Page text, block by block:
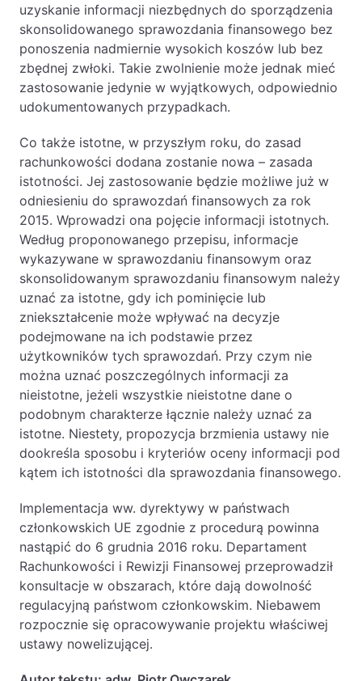
uzyskanie informacji niezbędnych do sporządzenia
skonsolidowanego sprawozdania finansowego bez
ponoszenia nadmiernie wysokich koszów lub bez
zbędnej zwłoki. Takie zwolnienie może jednak mieć
zastosowanie jedynie w wyjątkowych, odpowiednio
udokumentowanych przypadkach.
Co także istotne, w przyszłym roku, do zasad
rachunkowości dodana zostanie nowa – zasada
istotności. Jej zastosowanie będzie możliwe już w
odniesieniu do sprawozdań finansowych za rok
2015. Wprowadzi ona pojęcie informacji istotnych.
Według proponowanego przepisu, informacje
wykazywane w sprawozdaniu finansowym oraz
skonsolidowanym sprawozdaniu finansowym należy
uznać za istotne, gdy ich pominięcie lub
zniekształcenie może wpływać na decyzje
podejmowane na ich podstawie przez
użytkowników tych sprawozdań. Przy czym nie
można uznać poszczególnych informacji za
nieistotne, jeżeli wszystkie nieistotne dane o
podobnym charakterze łącznie należy uznać za
istotne. Niestety, propozycja brzmienia ustawy nie
dookreśla sposobu i kryteriów oceny informacji pod
kątem ich istotności dla sprawozdania finansowego.
Implementacja ww. dyrektywy w państwach
członkowskich UE zgodnie z procedurą powinna
nastąpić do 6 grudnia 2016 roku. Departament
Rachunkowości i Rewizji Finansowej przeprowadził
konsultacje w obszarach, które dają dowolność
regulacyjną państwom członkowskim. Niebawem
rozpocznie się opracowywanie projektu właściwej
ustawy nowelizującej.